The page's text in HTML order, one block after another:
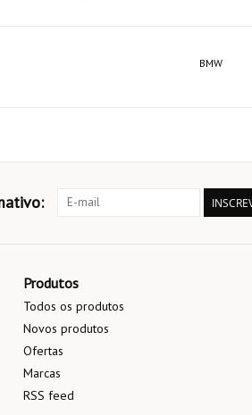
BMW
Produtos
Todos os produtos
Novos produtos
Ofertas
Marcas
RSS feed